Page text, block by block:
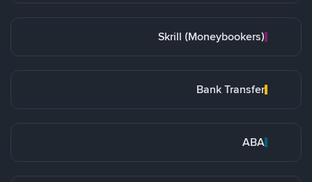
Skrill (Moneybookers)
Bank Transfer
ABA